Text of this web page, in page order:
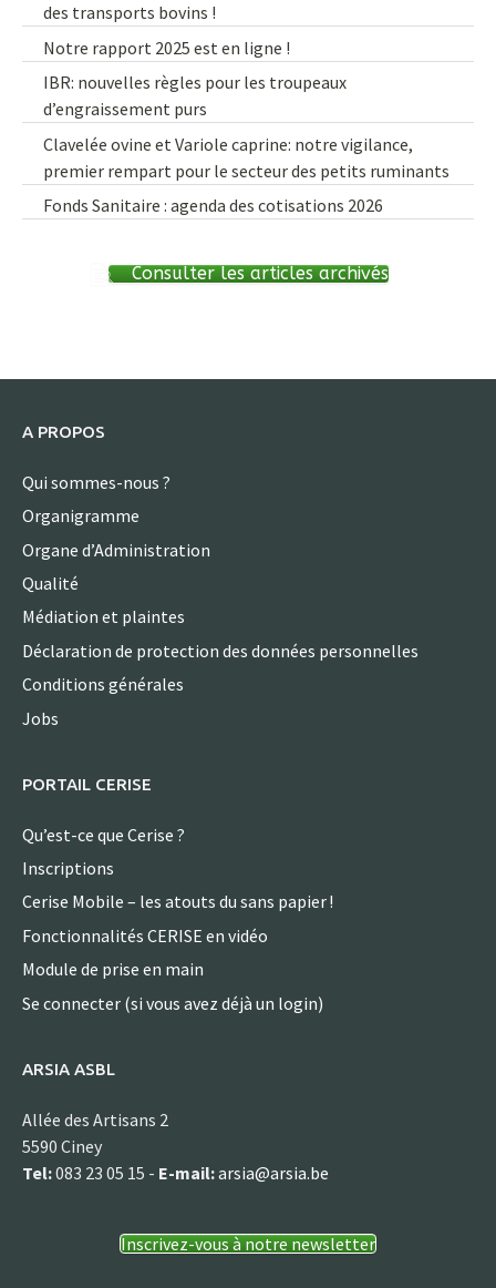
des transports bovins !
Notre rapport 2025 est en ligne !
IBR: nouvelles règles pour les troupeaux
d’engraissement purs
Clavelée ovine et Variole caprine: notre vigilance,
premier rempart pour le secteur des petits ruminants
Fonds Sanitaire : agenda des cotisations 2026
Consulter les articles archivés
A PROPOS
Qui sommes-nous ?
Organigramme
Organe d’Administration
Qualité
Médiation et plaintes
Déclaration de protection des données personnelles
Conditions générales
Jobs
PORTAIL CERISE
Qu’est-ce que Cerise ?
Inscriptions
Cerise Mobile – les atouts du sans papier !
Fonctionnalités CERISE en vidéo
Module de prise en main
Se connecter (si vous avez déjà un login)
ARSIA ASBL
Allée des Artisans 2
5590 Ciney
Tel:083 23 05 15 - E-mail:arsia@arsia.be
Inscrivez-vous à notre newsletter